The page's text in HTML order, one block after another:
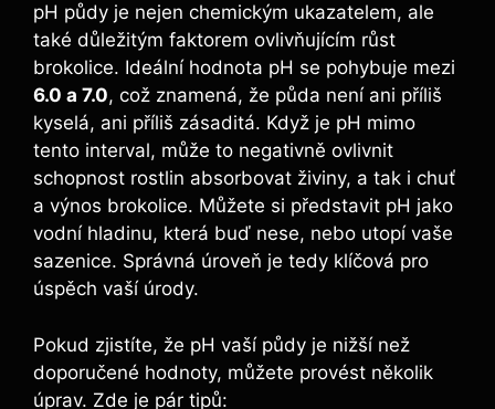
pH půdy⁤ je⁤ nejen chemickým ukazatelem, ale⁣
také⁣ důležitým​ faktorem ovlivňujícím růst⁣
brokolice. Ideální hodnota pH se ⁢pohybuje⁣ mezi‍
6.0 a 7.0, ‍což znamená, že půda není ani příliš‍
kyselá, ani ‌příliš zásaditá. Když je pH ⁢mimo
tento interval, může to‌ negativně ovlivnit
schopnost rostlin absorbovat živiny, a tak i chuť‍
a výnos brokolice.​ Můžete si‍ představit pH jako⁤
vodní hladinu,‌ která buď nese, nebo utopí vaše
sazenice. Správná úroveň ⁣je ‌tedy klíčová pro
úspěch vaší​ úrody.
Pokud zjistíte, že pH vaší ⁤půdy‌ je nižší ⁤než
doporučené ​hodnoty, ‍můžete provést několik
úprav. ​Zde‌ je pár tipů: